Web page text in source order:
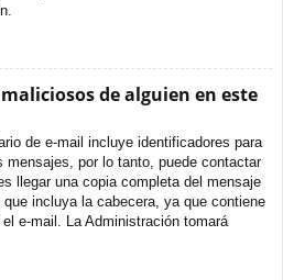
de alguien en este
de e-mail incluye identificadores para
mensajes, por lo tanto, puede contactar
llegar una copia completa del mensaje
incluya la cabecera, ya que contiene
e-mail. La Administración tomará